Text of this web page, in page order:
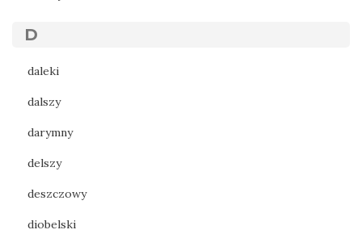
D
daleki
dalszy
darymny
delszy
deszczowy
diobelski